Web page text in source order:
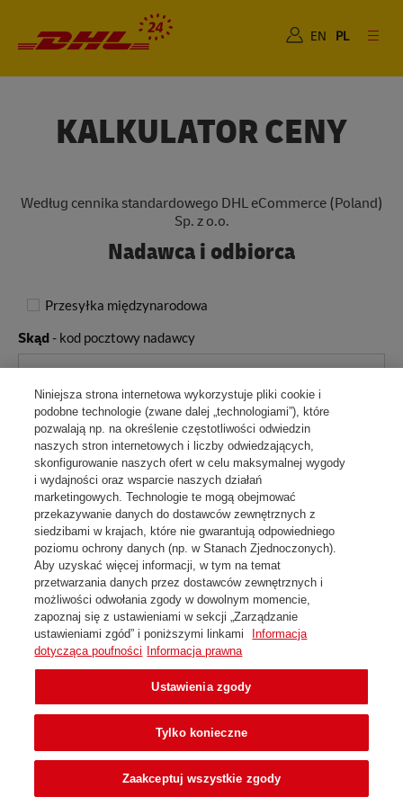
EN PL
KALKULATOR CENY
Według cennika standardowego DHL eCommerce (Poland)
Sp. z o.o.
Nadawca i odbiorca
Przesyłka międzynarodowa
Skąd- kod pocztowy nadawcy
Dokąd- kod pocztowy odbiorcy
Skontaktuj się z nami
Regulamin i dokumenty do pobrania
Ochrona danych i pliki cookies
© 2026 DHL eCommerce (Poland) Sp. z o.o. - dhlecommerce.pl -
Niniejsza strona internetowa wykorzystuje pliki cookie i
podobne technologie (zwane dalej „technologiami”), które
pozwalają np. na określenie częstotliwości odwiedzin
naszych stron internetowych i liczby odwiedzających,
skonfigurowanie naszych ofert w celu maksymalnej wygody
i wydajności oraz wsparcie naszych działań
marketingowych. Technologie te mogą obejmować
przekazywanie danych do dostawców zewnętrznych z
siedzibami w krajach, które nie gwarantują odpowiedniego
poziomu ochrony danych (np. w Stanach Zjednoczonych).
Aby uzyskać więcej informacji, w tym na temat
przetwarzania danych przez dostawców zewnętrznych i
możliwości odwołania zgody w dowolnym momencie,
zapoznaj się z ustawieniami w sekcji „Zarządzanie
ustawieniami zgód” i poniższymi linkami
Informacja
dotycząca poufności
Informacja prawna
Ustawienia zgody
Tylko konieczne
Zaakceptuj wszystkie zgody